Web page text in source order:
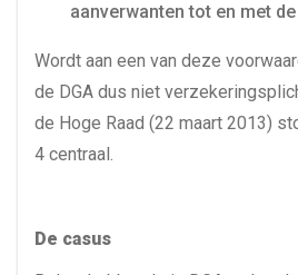
aanverwanten tot en met
Wordt aan een van deze
de DGA dus niet
de Hoge Raad (22 maart 2013)
4 centraal.
De casus